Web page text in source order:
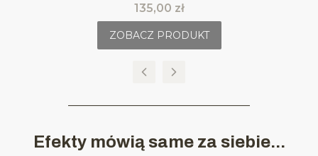
Cena
135,00 zł
ZOBACZ PRODUKT
Efekty mówią same za siebie...